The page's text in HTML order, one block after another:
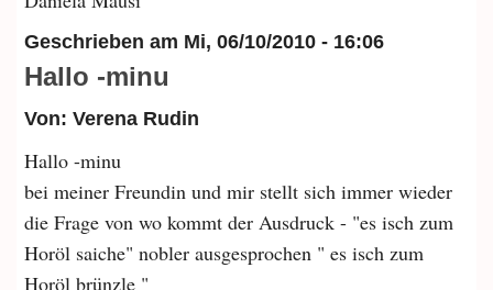
Geschrieben am Mi, 06/10/2010 - 16:06
Hallo -minu
Von: Verena Rudin
Hallo -minu
bei meiner Freundin und mir stellt sich immer wieder
die Frage von wo kommt der Ausdruck - "es isch zum
Horöl saiche" nobler ausgesprochen " es isch zum
Horöl brünzle "